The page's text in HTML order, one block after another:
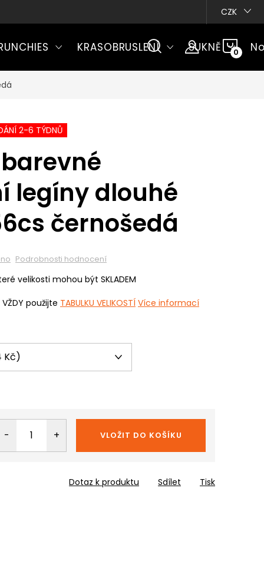
CZK
KRASOBRUSLENÍ SUKNĚ
2-6 TÝDNŮ
legíny dlouhé
černošedá
Podrobnosti hodnocení
velikosti mohou být SKLADEM
použijte TABULKU VELIKOSTÍ Více informací
VLOŽIT DO KOŠÍKU
Tisk
Dotaz k produktu Sdílet